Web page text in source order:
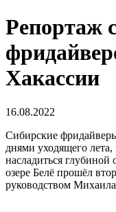
Репортаж
Хакассии
16.08.2022
Сибирские
днями уходящего
насладиться глубиной
озере Белё прошёл
руководством